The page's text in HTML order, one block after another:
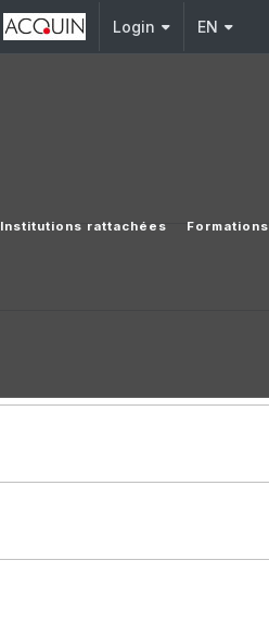
Login EN
Institutions rattachées Formations